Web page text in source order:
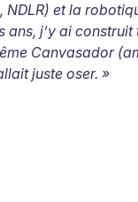
NDLR) et la
ans, j’y ai
Canvasador
juste oser. »